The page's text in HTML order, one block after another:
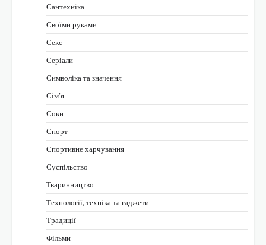
Сантехніка
Своїми руками
Секс
Серіали
Символіка та значення
Сім’я
Соки
Спорт
Спортивне харчування
Суспільство
Тваринництво
Технології, техніка та гаджети
Традиції
Фільми